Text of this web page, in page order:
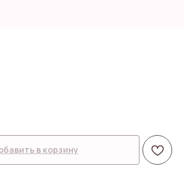
в корзину